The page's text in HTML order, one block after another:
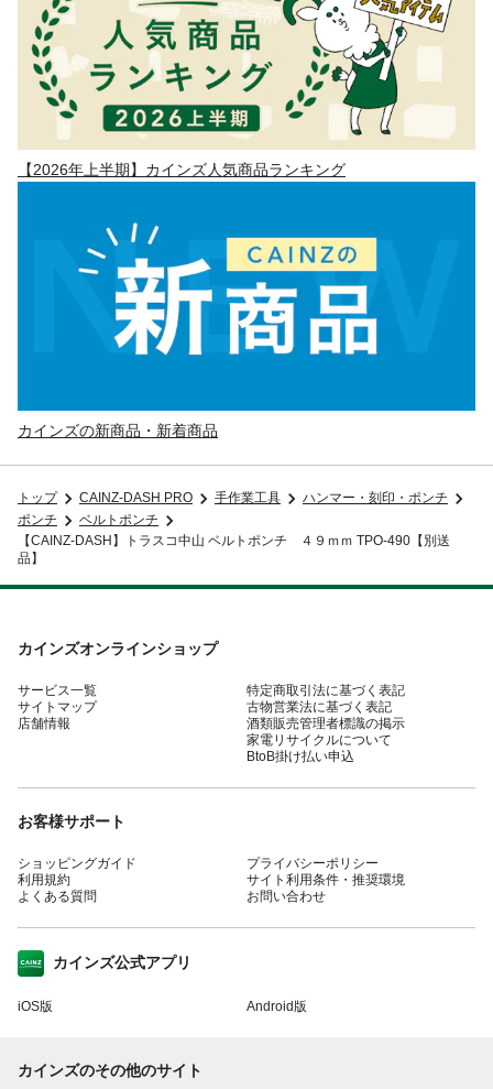
【2026年上半期】カインズ人気商品ランキング
カインズの新商品・新着商品
トップ CAINZ-DASH PRO 手作業工具
ハンマー・刻印・ポンチ
ポンチ
ベルトポンチ
【CAINZ-DASH】トラスコ中山 ベルトポンチ ４９ｍｍ TPO-490【別送
品】
カインズオンラインショップ
サービス一覧
サイトマップ
店舗情報
特定商取引法に基づく表記
古物営業法に基づく表記
酒類販売管理者標識の掲示
家電リサイクルについて
BtoB掛け払い申込
お客様サポート
ショッピングガイド
利用規約
よくある質問
プライバシーポリシー
サイト利用条件・推奨環境
お問い合わせ
カインズ公式アプリ
iOS版 Android版
カインズのその他のサイト